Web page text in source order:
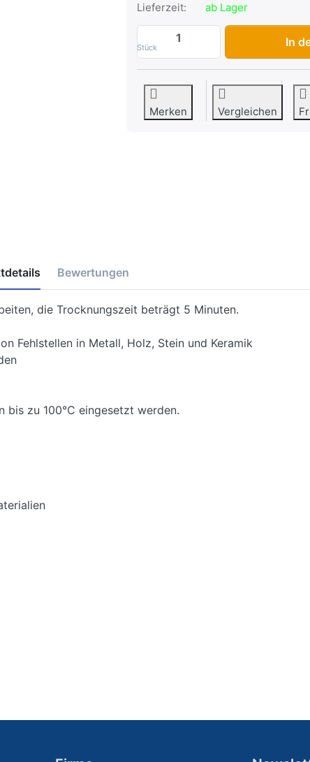
Lieferzeit: ab Lager
Stück
Flüssigmetall-
In
Merken Vergleichen
Bewertungen
die Trocknungszeit beträgt 5 Minuten.
Fehlstellen in Metall, Holz, Stein und Keramik
bis zu 100°C eingesetzt werden.